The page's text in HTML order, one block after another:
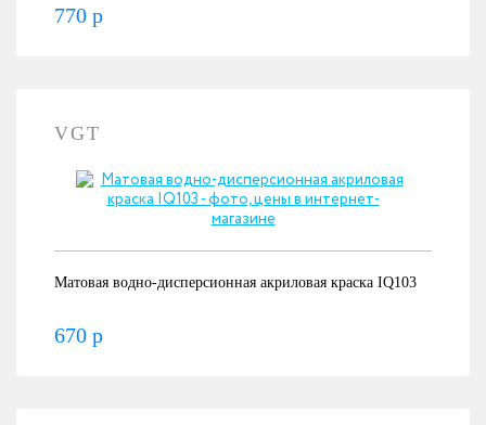
770 р
VGT
Матовая водно-дисперсионная акриловая краска IQ103
670 р